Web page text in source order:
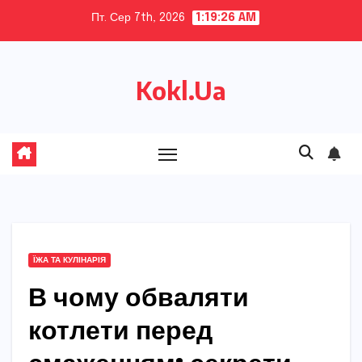
Пт. Сер 7th, 2026 1:19:27 AM
Kokl.Ua
ЇЖА ТА КУЛІНАРІЯ
В чому обваляти
котлети перед